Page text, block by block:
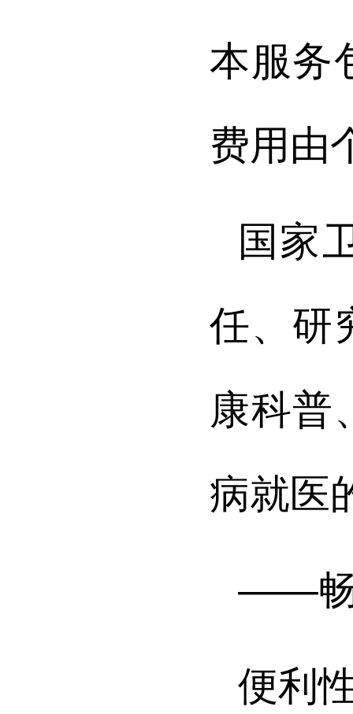
本服务
费用由
国家
任、研
康科普
病就医
——畅
便利